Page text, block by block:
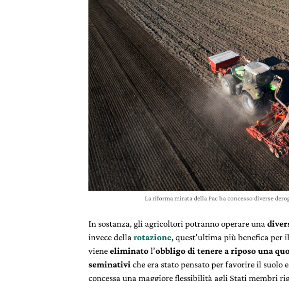
La riforma mirata della Pac ha concesso diverse
In sostanza, gli agricoltori potranno operare una
invece della rotazione, quest’ultima più benefica per
vieneeliminatol’obbligo di tenere a riposo una
seminativi che era stato pensato per favorire il suolo
concessa una maggiore flessibilità agli Stati membri